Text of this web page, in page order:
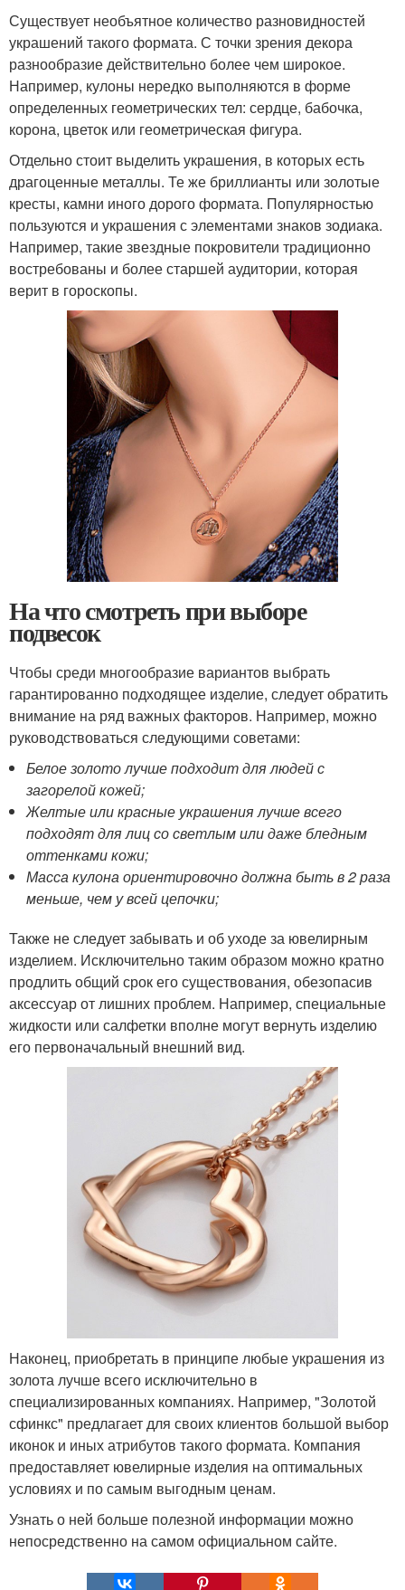
Существует необъятное количество разновидностей
украшений такого формата. С точки зрения декора
разнообразие действительно более чем широкое.
Например, кулоны нередко выполняются в форме
определенных геометрических тел: сердце, бабочка,
корона, цветок или геометрическая фигура.
Отдельно стоит выделить украшения, в которых есть
драгоценные металлы. Те же бриллианты или золотые
кресты, камни иного дорого формата. Популярностью
пользуются и украшения с элементами знаков зодиака.
Например, такие звездные покровители традиционно
востребованы и более старшей аудитории, которая
верит в гороскопы.
На что смотреть при выборе
подвесок
Чтобы среди многообразие вариантов выбрать
гарантированно подходящее изделие, следует обратить
внимание на ряд важных факторов. Например, можно
руководствоваться следующими советами:
Белое золото лучше подходит для людей с
загорелой кожей;
Желтые или красные украшения лучше всего
подходят для лиц со светлым или даже бледным
оттенками кожи;
Масса кулона ориентировочно должна быть в 2 раза
меньше, чем у всей цепочки;
Также не следует забывать и об уходе за ювелирным
изделием. Исключительно таким образом можно кратно
продлить общий срок его существования, обезопасив
аксессуар от лишних проблем. Например, специальные
жидкости или салфетки вполне могут вернуть изделию
его первоначальный внешний вид.
Наконец, приобретать в принципе любые украшения из
золота лучше всего исключительно в
специализированных компаниях. Например, "Золотой
сфинкс" предлагает для своих клиентов большой выбор
иконок и иных атрибутов такого формата. Компания
предоставляет ювелирные изделия на оптимальных
условиях и по самым выгодным ценам.
Узнать о ней больше полезной информации можно
непосредственно на самом официальном сайте.